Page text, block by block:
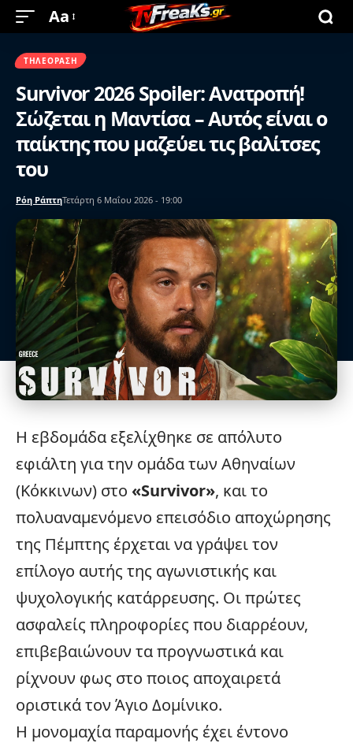
Aa
ΤΗΛΕΌΡΑΣΗ
Survivor 2026 Spoiler: Ανατροπή!
Σώζεται η Μαντίσα – Αυτός είναι ο
παίκτης που μαζεύει τις βαλίτσες
του
Ρόη ΡάπτηΤετάρτη 6 Μαΐου 2026 - 19:00
Η εβδομάδα εξελίχθηκε σε απόλυτο
εφιάλτη για την ομάδα των Αθηναίων
(Κόκκινων) στο «Survivor», και το
πολυαναμενόμενο επεισόδιο αποχώρησης
της Πέμπτης έρχεται να γράψει τον
επίλογο αυτής της αγωνιστικής και
ψυχολογικής κατάρρευσης. Οι πρώτες
ασφαλείς πληροφορίες που διαρρέουν,
επιβεβαιώνουν τα προγνωστικά και
ρίχνουν φως στο ποιος αποχαιρετά
οριστικά τον Άγιο Δομίνικο.
Η μονομαχία παραμονής έχει έντονο